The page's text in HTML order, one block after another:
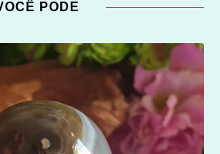
PODE